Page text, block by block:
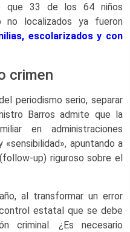
que 33 de los 64 niños
no localizados ya fueron
escolarizados y con
crimen
periodismo serio, separar
Barros admite que la
en administraciones
apuntando a
up) riguroso sobre el
al transformar un error
estatal que se debe
criminal. ¿Es necesario